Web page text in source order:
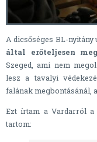
A dicsőséges BL-nyitány
által erőteljesen
Szeged, ami nem
lesz a tavalyi
falának megbontásánál,
Ezt írtam a Vardarról a
tartom: